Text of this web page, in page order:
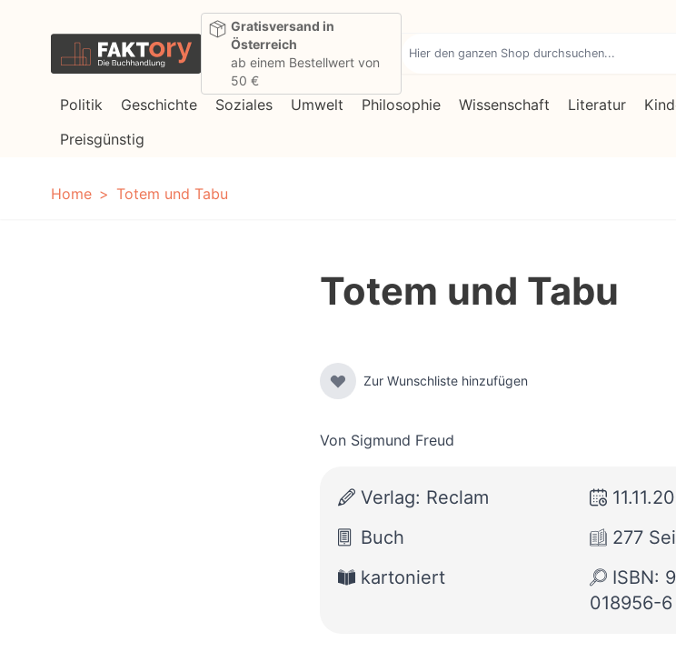
Gratisversand in
Österreich
ab einem Bestellwert von
50 €
Politik Geschichte Soziales Umwelt Philosophie Wissenschaft Literatur
Preisgünstig
Home Totem und Tabu
Totem und Tabu
Zur Wunschliste hinzufügen
Von Sigmund Freud
Verlag: Reclam
Buch
277
kartoniert
ISBN:
018956-6